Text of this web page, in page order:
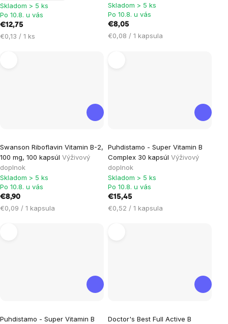
Skladom > 5 ks
Po 10.8. u vás
€12,75
Jednotková
€0,13 / 1 ks
Skladom > 5 ks
Po 10.8. u vás
€8,05
Jednotková
€0,08 / 1 kapsula
Swanson Riboflavin Vitamin B-2,
100 mg, 100 kapsúl Výživový
doplnok
Skladom > 5 ks
Po 10.8. u vás
€8,90
Jednotková
€0,09 / 1 kapsula
Puhdistamo - Super Vitamin B
Complex 30 kapsúl Výživový
doplnok
Skladom > 5 ks
Po 10.8. u vás
€15,45
Jednotková
€0,52 / 1 kapsula
Puhdistamo - Super Vitamin B
Doctor's Best Full Active B